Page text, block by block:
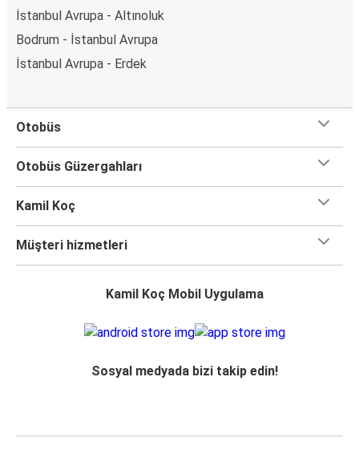
İstanbul Avrupa - Altınoluk
Bodrum - İstanbul Avrupa
İstanbul Avrupa - Erdek
Otobüs
Otobüs Güzergahları
Kamil Koç
Müşteri hizmetleri
Kamil Koç Mobil Uygulama
Sosyal medyada bizi takip edin!